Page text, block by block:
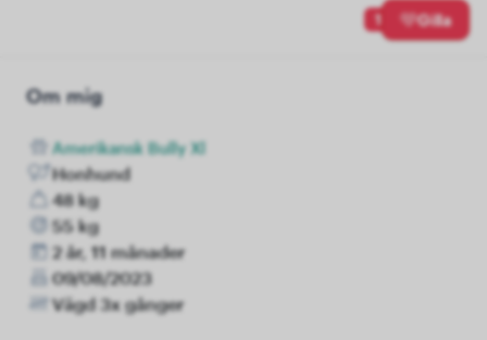
1 Gilla
Om mig
Amerikansk Bully Xl
Honhund
48 kg
55 kg
2 år, 11 månader
09/08/2023
Vägd 3x gånger